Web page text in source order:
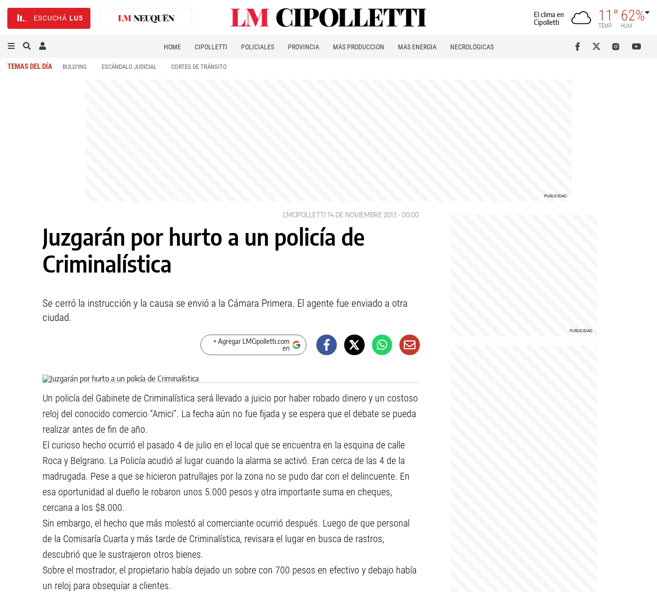
ESCUCHÁ LU5
El clima en
Cipolletti
11°
TEMP
62%
HUM
HOME CIPOLLETTI POLICIALES PROVINCIA MÁS PRODUCCIÓN MÁS ENERGÍA NECROLÓGICAS
TEMAS DEL DÍA BULLYING ESCÁNDALO JUDICIAL CORTES DE TRÁNSITO
LMCIPOLLETTI 14 DE NOVIEMBRE 2013 - 00:00
Juzgarán por hurto a un policía de
Criminalística
Se cerró la instrucción y la causa se envió a la Cámara Primera. El agente fue enviado a otra
ciudad.
+ Agregar LMCipolletti.com
en
Un policía del Gabinete de Criminalística será llevado a juicio por haber robado dinero y un costoso
reloj del conocido comercio “Amici”. La fecha aún no fue fijada y se espera que el debate se pueda
realizar antes de fin de año.
El curioso hecho ocurrió el pasado 4 de julio en el local que se encuentra en la esquina de calle
Roca y Belgrano. La Policía acudió al lugar cuando la alarma se activó. Eran cerca de las 4 de la
madrugada. Pese a que se hicieron patrullajes por la zona no se pudo dar con el delincuente. En
esa oportunidad al dueño le robaron unos 5.000 pesos y otra importante suma en cheques,
cercana a los $8.000.
Sin embargo, el hecho que más molestó al comerciante ocurrió después. Luego de que personal
de la Comisaría Cuarta y más tarde de Criminalística, revisara el lugar en busca de rastros,
descubrió que le sustrajeron otros bienes.
Sobre el mostrador, el propietario había dejado un sobre con 700 pesos en efectivo y debajo había
un reloj para obsequiar a clientes.